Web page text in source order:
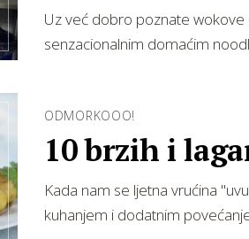
Uz već dobro poznate wokove
senzacionalnim domaćim
ODMORKOOO!
10 brzih i
Kada nam se ljetna vrućina
kuhanjem i dodatnim